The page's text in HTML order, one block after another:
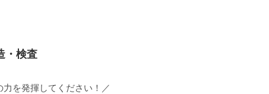
・検査
を発揮してください！／